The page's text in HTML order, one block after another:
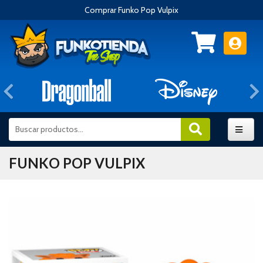
Comprar Funko Pop Vulpix
Anterior
FUNKO POP VULPIX